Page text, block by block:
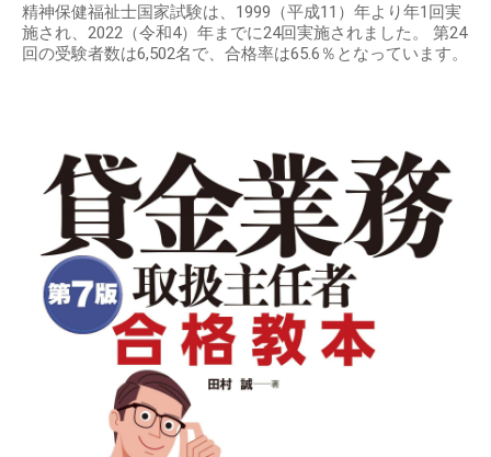
精神保健福祉士国家試験は、1999（平成11）年より年1回実
施され、2022（令和4）年までに24回実施されました。 第24
回の受験者数は6,502名で、合格率は65.6％となっています。